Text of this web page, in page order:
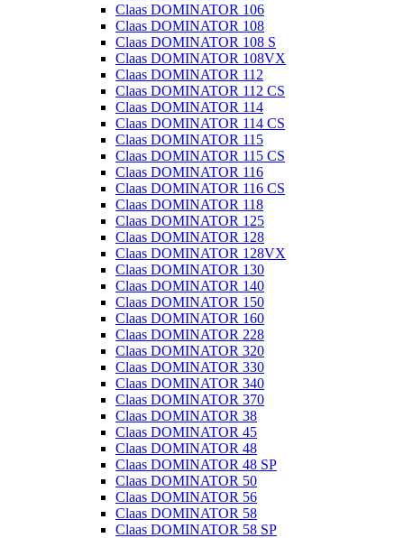
Claas DOMINATOR 106
Claas DOMINATOR 108
Claas DOMINATOR 108 S
Claas DOMINATOR 108VX
Claas DOMINATOR 112
Claas DOMINATOR 112 CS
Claas DOMINATOR 114
Claas DOMINATOR 114 CS
Claas DOMINATOR 115
Claas DOMINATOR 115 CS
Claas DOMINATOR 116
Claas DOMINATOR 116 CS
Claas DOMINATOR 118
Claas DOMINATOR 125
Claas DOMINATOR 128
Claas DOMINATOR 128VX
Claas DOMINATOR 130
Claas DOMINATOR 140
Claas DOMINATOR 150
Claas DOMINATOR 160
Claas DOMINATOR 228
Claas DOMINATOR 320
Claas DOMINATOR 330
Claas DOMINATOR 340
Claas DOMINATOR 370
Claas DOMINATOR 38
Claas DOMINATOR 45
Claas DOMINATOR 48
Claas DOMINATOR 48 SP
Claas DOMINATOR 50
Claas DOMINATOR 56
Claas DOMINATOR 58
Claas DOMINATOR 58 SP